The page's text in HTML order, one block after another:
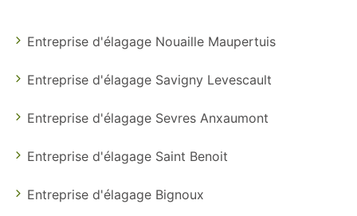
Entreprise d'élagage Nouaille Maupertuis
Entreprise d'élagage Savigny Levescault
Entreprise d'élagage Sevres Anxaumont
Entreprise d'élagage Saint Benoit
Entreprise d'élagage Bignoux